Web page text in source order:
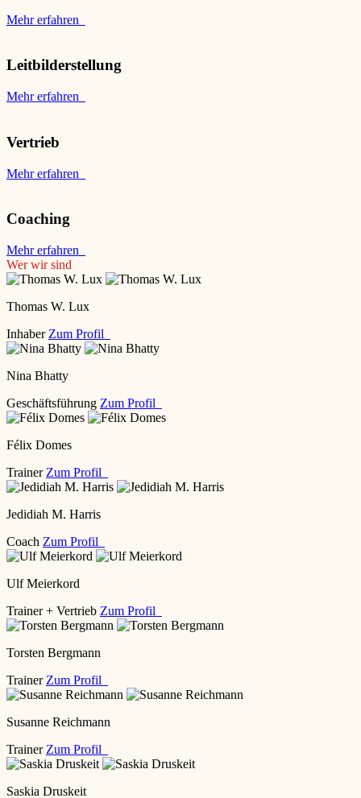
Mehr erfahren
Leitbilderstellung
Mehr erfahren
Vertrieb
Mehr erfahren
Coaching
Mehr erfahren
Wer wir sind
Thomas W. Lux
Inhaber Zum Profil
Nina Bhatty
Geschäftsführung Zum Profil
Félix Domes
Trainer Zum Profil
Jedidiah M. Harris
Coach Zum Profil
Ulf Meierkord
Trainer + Vertrieb Zum Profil
Torsten Bergmann
Trainer Zum Profil
Susanne Reichmann
Trainer Zum Profil
Saskia Druskeit